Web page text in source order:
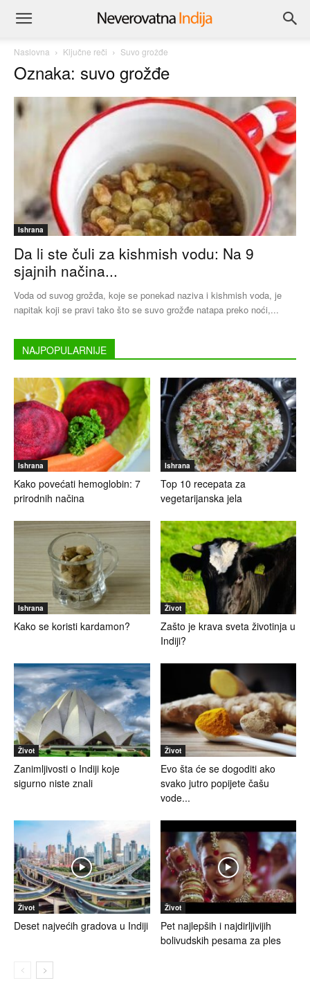
Naslovna Ključne reči Suvo grožđe
Oznaka: suvo grožđe
Ishrana
Da li ste čuli za kishmish vodu: Na 9
sjajnih načina...
Voda od suvog grožđa, koje se ponekad naziva i kishmish voda, je
napitak koji se pravi tako što se suvo grožđe natapa preko noći,...
NAJPOPULARNIJE
Ishrana
Kako povećati hemoglobin: 7
prirodnih načina
Ishrana
Top 10 recepata za
vegetarijanska jela
Ishrana
Kako se koristi kardamon?
Život
Zašto je krava sveta životinja u
Indiji?
Život
Zanimljivosti o Indiji koje
sigurno niste znali
Život
Evo šta će se dogoditi ako
svako jutro popijete čašu
vode...
Život
Deset najvećih gradova u Indiji
Život
Pet najlepših i najdirljivijih
bolivudskih pesama za ples